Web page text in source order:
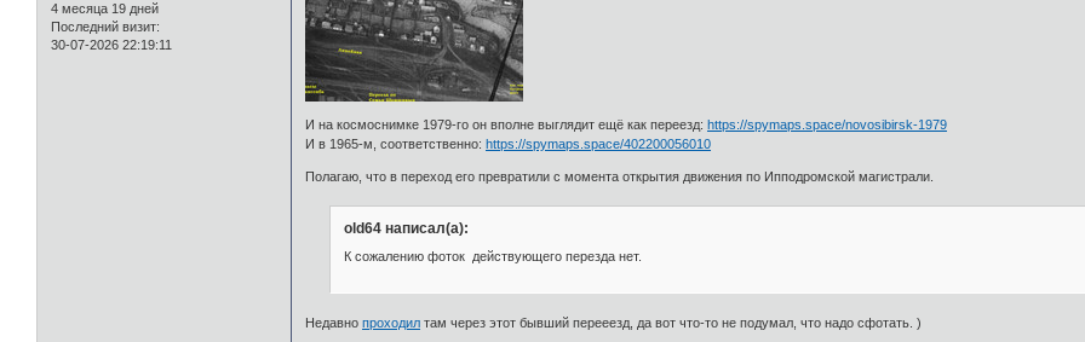
4 месяца 19 дней
Последний визит:
30-07-2026 22:19:11
И на космоснимке 1979-го он вполне выглядит ещё как переезд: https://spymaps.space/novosibirsk-1979
И в 1965-м, соответственно: https://spymaps.space/402200056010
Полагаю, что в переход его превратили с момента открытия движения по Ипподромской магистрали.
old64 написал(а):
К сожалению фоток действующего перезда нет.
Недавнопроходил там через этот бывший перееезд, да вот что-то не подумал, что надо сфотать. )